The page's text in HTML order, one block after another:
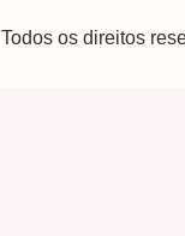
Todos os direitos